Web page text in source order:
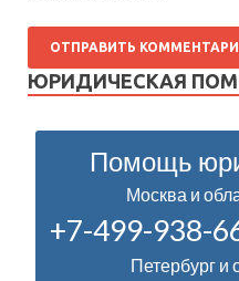
ЮРИДИЧЕСКАЯ
Помощь
Москва и
+7-499-938-
Петербург и